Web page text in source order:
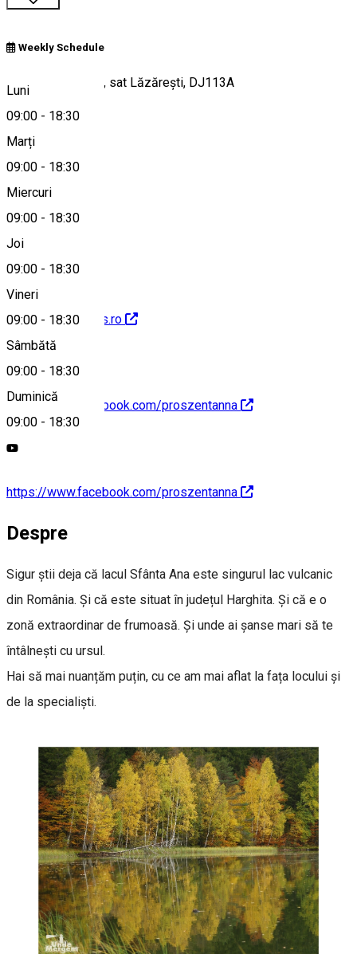
Weekly Schedule
Luni
09:00 - 18:30
Marți
09:00 - 18:30
Miercuri
09:00 - 18:30
Joi
09:00 - 18:30
Vineri
09:00 - 18:30
Sâmbătă
09:00 - 18:30
Duminică
09:00 - 18:30
Comuna Cozmeni, sat Lăzărești, DJ113A
Hartă
http://www.mohos.ro
https://www.facebook.com/proszentanna
https://www.facebook.com/proszentanna
Despre
Sigur știi deja că lacul Sfânta Ana este singurul lac vulcanic
din România. Și că este situat în județul Harghita. Și că e o
zonă extraordinar de frumoasă. Și unde ai șanse mari să te
întâlnești cu ursul.
Hai să mai nuanțăm puțin, cu ce am mai aflat la fața locului și
de la specialiști.